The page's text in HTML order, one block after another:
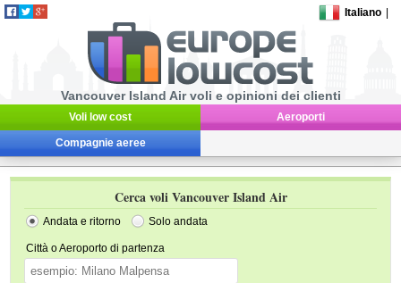
Italiano
Vancouver Island Air voli e opinioni dei clienti
Voli low cost Aeroporti
Compagnie aeree
Cerca voli Vancouver Island Air
Andata e ritorno Solo andata
Città o Aeroporto di partenza